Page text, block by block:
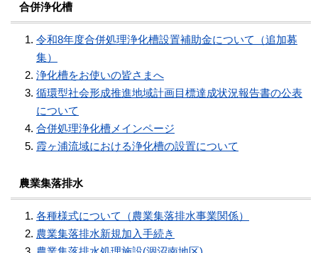
合併浄化槽
令和8年度合併処理浄化槽設置補助金について（追加募
集）
浄化槽をお使いの皆さまへ
循環型社会形成推進地域計画目標達成状況報告書の公表
について
合併処理浄化槽メインページ
霞ヶ浦流域における浄化槽の設置について
農業集落排水
各種様式について（農業集落排水事業関係）
農業集落排水新規加入手続き